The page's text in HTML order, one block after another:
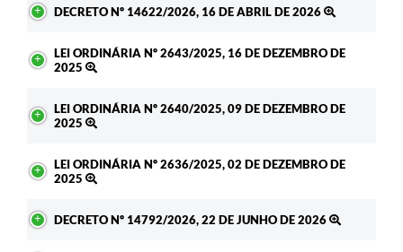
DECRETO Nº 14622/2026, 16 DE ABRIL DE 2026
LEI ORDINÁRIA Nº 2643/2025, 16 DE DEZEMBRO DE
2025
LEI ORDINÁRIA Nº 2640/2025, 09 DE DEZEMBRO DE
2025
LEI ORDINÁRIA Nº 2636/2025, 02 DE DEZEMBRO DE
2025
DECRETO Nº 14792/2026, 22 DE JUNHO DE 2026